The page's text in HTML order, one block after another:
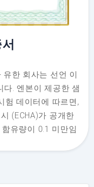
한 회사는 선언 이
다. 엔본이 제공한 샘
험 데이터에 따르면,
(ECHA)가 공개한
유량이 0.1 미만임
이 포함되어 있습니